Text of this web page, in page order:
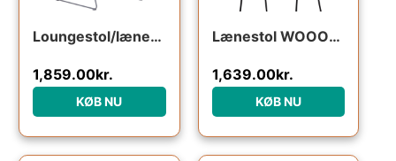
Loungestol/lænestol House Doctor Kawa i rattan og metal mørk natur 73 x 62 x 68 cm
1,859.00kr.
KØB NU
Lænestol WOOOD Willow – sort kunstig rattan & metal, H83xB56xL57 cm
1,639.00kr.
KØB NU